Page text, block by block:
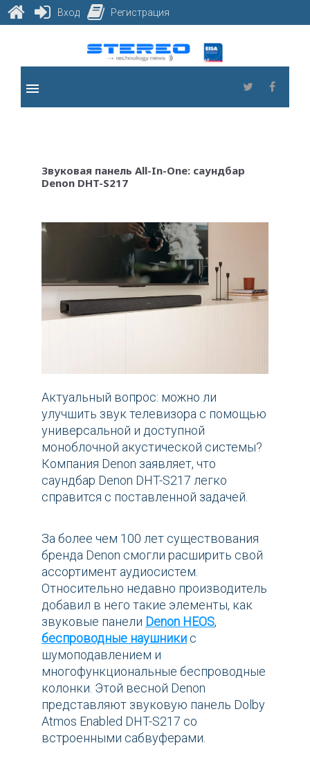
content
Twitter
menu
Звуковая панель All-In-One: саундбар
Denon DHT-S217
Актуальный вопрос: можно ли
улучшить звук телевизора с помощью
универсальной и доступной
моноблочной акустической системы?
Компания Denon заявляет, что
саундбар Denon DHT-S217 легко
справится с поставленной задачей.
За более чем 100 лет существования
бренда Denon смогли расширить свой
ассортимент аудиосистем.
Относительно недавно производитель
добавил в него такие элементы, как
звуковые панели Denon HEOS,
беспроводные наушникис
шумоподавлением и
многофункциональные беспроводные
колонки. Этой весной Denon
представляют звуковую панель Dolby
Atmos Enabled DHT-S217 со
встроенными сабвуферами.
Вход Регистрация